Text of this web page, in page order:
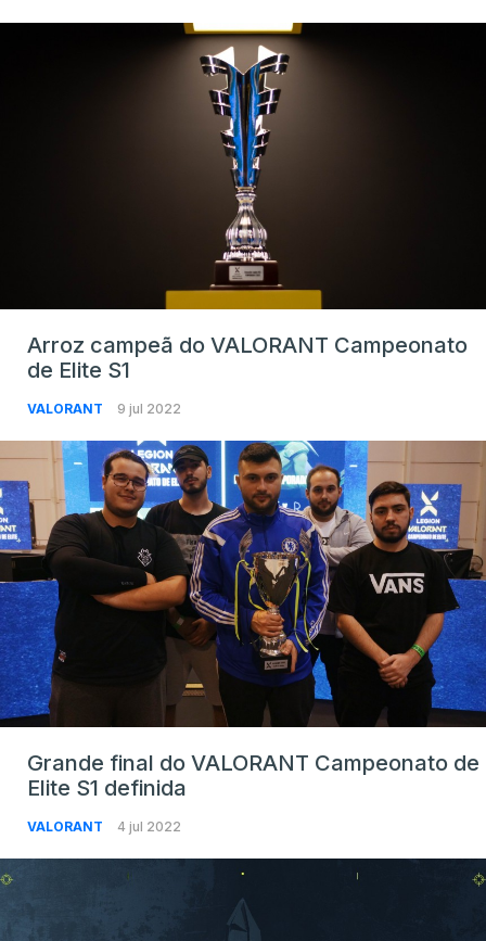
Arroz campeã do VALORANT Campeonato
de Elite S1
VALORANT 9 jul 2022
Grande final do VALORANT Campeonato de
Elite S1 definida
VALORANT 4 jul 2022